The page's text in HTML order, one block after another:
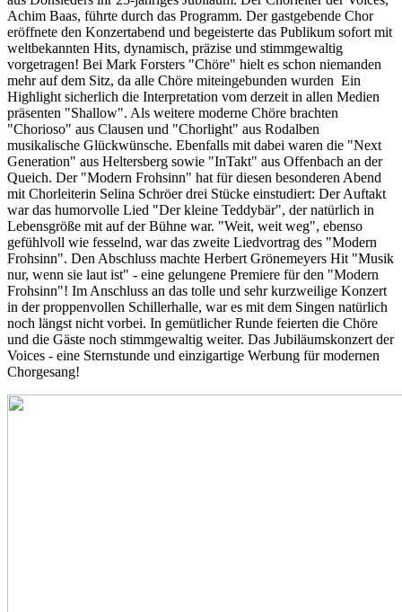
Achim Baas, führte durch das Programm. Der gastgebende Chor
eröffnete den Konzertabend und begeisterte das Publikum sofort mit
weltbekannten Hits, dynamisch, präzise und stimmgewaltig
vorgetragen! Bei Mark Forsters "Chöre" hielt es schon niemanden
mehr auf dem Sitz, da alle Chöre miteingebunden wurden Ein
Highlight sicherlich die Interpretation vom derzeit in allen Medien
präsenten "Shallow". Als weitere moderne Chöre brachten
"Chorioso" aus Clausen und "Chorlight" aus Rodalben
musikalische Glückwünsche. Ebenfalls mit dabei waren die "Next
Generation" aus Heltersberg sowie "InTakt" aus Offenbach an der
Queich. Der "Modern Frohsinn" hat für diesen besonderen Abend
mit Chorleiterin Selina Schröer drei Stücke einstudiert: Der Auftakt
war das humorvolle Lied "Der kleine Teddybär", der natürlich in
Lebensgröße mit auf der Bühne war. "Weit, weit weg", ebenso
gefühlvoll wie fesselnd, war das zweite Liedvortrag des "Modern
Frohsinn". Den Abschluss machte Herbert Grönemeyers Hit "Musik
nur, wenn sie laut ist" - eine gelungene Premiere für den "Modern
Frohsinn"! Im Anschluss an das tolle und sehr kurzweilige Konzert
in der proppenvollen Schillerhalle, war es mit dem Singen natürlich
noch längst nicht vorbei. In gemütlicher Runde feierten die Chöre
und die Gäste noch stimmgewaltig weiter. Das Jubiläumskonzert der
Voices - eine Sternstunde und einzigartige Werbung für modernen
Chorgesang!